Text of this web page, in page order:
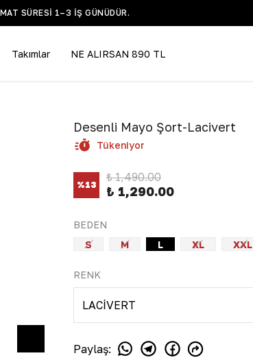
SÜRESI 1–3 IŞ GÜNÜDÜR.
Takımlar NE ALIRSAN 890 TL
Desenli Mayo Şort-Lacivert
Tükeniyor
%13
₺ 1,490.00
₺ 1,290.00
BEDEN
S
M L XL XXL
RENK
Paylaş: